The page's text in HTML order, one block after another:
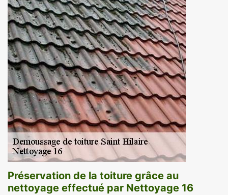
Préservation de la toiture grâce au
nettoyage effectué par Nettoyage 16